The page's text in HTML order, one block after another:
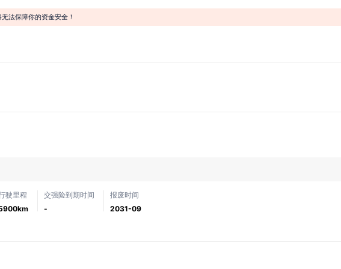
法保障你的资金安全！
驶里程
交强险到期时间
-
报废时间
2031-09